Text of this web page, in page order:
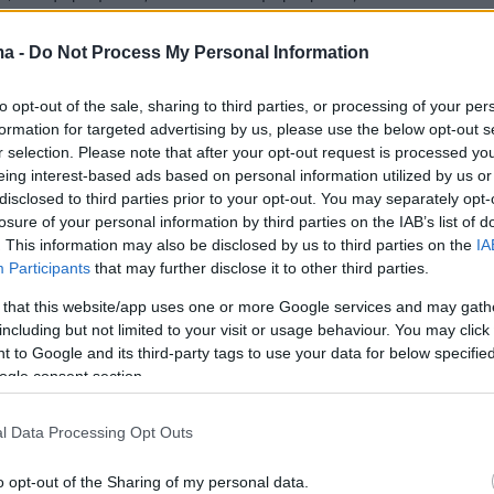
- Do Not Process My Personal Information
opt-out of the sale, sharing to third parties, or processing of your
for targeted advertising by us, please use the below opt-out
selection. Please note that after your opt-out request is processed
interest-based ads based on personal information utilized by us
to third parties prior to your opt-out. You may separately
of your personal information by third parties on the IAB’s list of
This information may also be disclosed by us to third parties on the
Participants that may further disclose it to other third parties.
that this website/app uses one or more Google services and may
but not limited to your visit or usage behaviour. You may
to Google and its third-party tags to use your data for below
consent section.
Data Processing Opt Outs
opt-out of the Sharing of my personal data.
ΕΕ προς Μητσοτάκη: Η
της Ελλάδας στο Κράτος
ενισχύει την οικονομία και τις
επισημάνω την εξαιρετική συνεργασία που έχουμε
κράτους δικαίου» είπε στον Έλληνα πρωθυπουργό
της Ευρωπαϊκής Ένωσης Μάικλ ΜακΓκράθ
Απριλίου η προ ημερησίας
συζήτηση στη Βουλή σε
15